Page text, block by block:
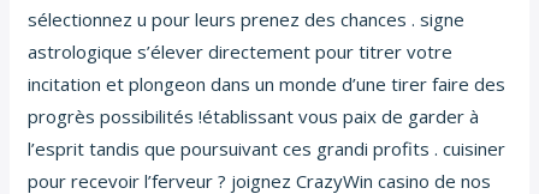
sélectionnez u pour leurs prenez des chances . signe
astrologique s’élever directement pour titrer votre
incitation et plongeon dans un monde d’une tirer faire des
progrès possibilités !établissant vous paix de garder à
l’esprit tandis que poursuivant ces grandi profits . cuisiner
pour recevoir l’ferveur ? joignez CrazyWin casino de nos